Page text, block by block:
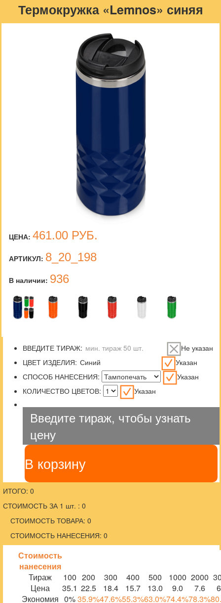
Термокружка «Lemnos» синяя
ЦЕНА: 461.00 РУБ.
АРТИКУЛ: 8_20_198
В наличии: 936
ВВЕДИТЕ ТИРАЖ:
Не указан
ЦВЕТ ИЗДЕЛИЯ:
Указан
СПОСОБ НАНЕСЕНИЯ:
Указан
КОЛИЧЕСТВО ЦВЕТОВ:
Указан
Введите тираж, чтобы узнать
цену
В корзину
ИТОГО: 0
СТОИМОСТЬ ЗА 1 шт. : 0
СТОИМОСТЬ ТОВАРА: 0
СТОИМОСТЬ НАНЕСЕНИЯ: 0
Стоимость
нанесения
Тираж
100 200 300 400 500 1000 2000
Цена
35.1 22.5 18.4 15.7 13.0 9.0 7.6
Экономия 0%35.9%47.6%55.3%63.0%74.4%78.3%